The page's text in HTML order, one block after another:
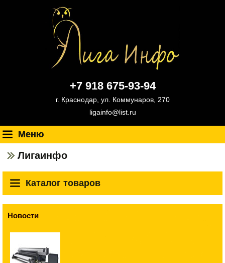
+7 918 675-93-94
г. Краснодар, ул. Коммунаров, 270
ligainfo@list.ru
Меню
Лигаинфо
Каталог товаров
Новости